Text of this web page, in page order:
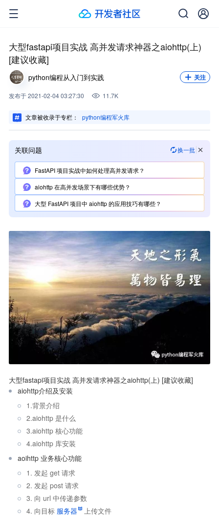
大型fastapi项目实战 高并发请求神器之aiohttp(上)
[建议收藏]
python编程从入门到实践 关注
发布于2021-02-04 03:27:30 11.7K
文章被收录于专栏： python编程军火库
关联问题 换一批
FastAPI 项目实战中如何处理高并发请求？
aiohttp 在高并发场景下有哪些优势？
大型 FastAPI 项目中 aiohttp 的应用技巧有哪些？
大型fastapi项目实战 高并发请求神器之aiohttp(上) [建议收藏]
aiohttp介绍及安装
1.背景介绍
2.aiohttp 是什么
3.aiohttp 核心功能
4.aiohttp 库安装
aoihttp 业务核心功能
1. 发起 get 请求
2. 发起 post 请求
3. 向 url 中传递参数
4. 向目标 服务器
上传文件